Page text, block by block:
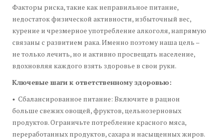
Факторы риска, такие как неправильное питание,
недостаток физической активности, избыточный вес,
курение и чрезмерное употребление алкоголя, напрямую
связаны с развитием рака. Именно поэтому наша цель –
не только лечить, но и активно просвещать население,
вдохновляя каждого взять здоровье в свои руки.
Ключевые шаги к ответственному здоровью:
• Сбалансированное питание: Включите в рацион
больше свежих овощей, фруктов, цельнозерновых
продуктов. Ограничьте потребление красного мяса,
переработанных продуктов, сахара и насыщенных жиров.